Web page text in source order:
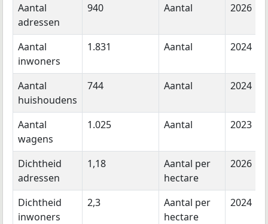
Aantal
adressen
940 Aantal 2026
Aantal
inwoners
1.831 Aantal 2024
Aantal
huishoudens
744 Aantal 2024
Aantal
wagens
1.025 Aantal 2023
Dichtheid
adressen
1,18
Aantal per
hectare
2026
Dichtheid
inwoners
2,3
Aantal per
hectare
2024